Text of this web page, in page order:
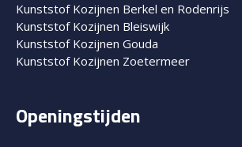
Kunststof Kozijnen Berkel en Rodenrijs
Kunststof Kozijnen Bleiswijk
Kunststof Kozijnen Gouda
Kunststof Kozijnen Zoetermeer
Openingstijden